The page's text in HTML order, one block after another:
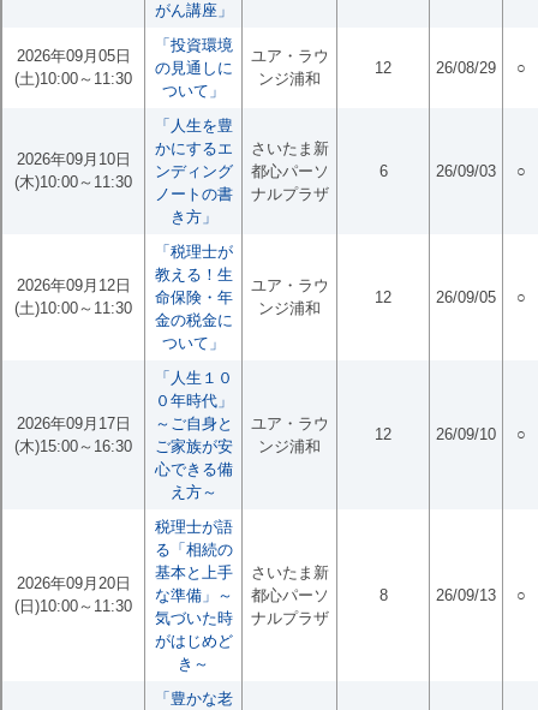
がん講座」
2026年09月05日
(土)10:00～11:30
「投資環境
の見通しに
ついて」
ユア・ラウ
ンジ浦和
12 26/08/29 ○
2026年09月10日
(木)10:00～11:30
「人生を豊
かにするエ
ンディング
ノートの書
き方」
さいたま新
都心パーソ
ナルプラザ
6 26/09/03 ○
2026年09月12日
(土)10:00～11:30
「税理士が
教える！生
命保険・年
金の税金に
ついて」
ユア・ラウ
ンジ浦和
12 26/09/05 ○
2026年09月17日
(木)15:00～16:30
「人生１０
０年時代」
～ご自身と
ご家族が安
心できる備
え方～
ユア・ラウ
ンジ浦和
12 26/09/10 ○
2026年09月20日
(日)10:00～11:30
税理士が語
る「相続の
基本と上手
な準備」～
気づいた時
がはじめど
き～
さいたま新
都心パーソ
ナルプラザ
8 26/09/13 ○
「豊かな老